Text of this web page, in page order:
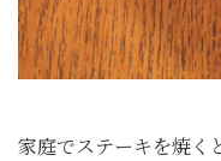
家庭でステーキを焼く